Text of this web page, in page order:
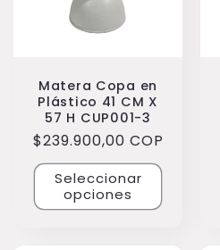
Matera Copa en
Plástico 41 CM X
57 H CUP001-3
Precio
habitual
$239.900,00 COP
Seleccionar
opciones